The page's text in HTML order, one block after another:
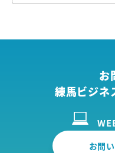
お
練馬ビジネ
お問